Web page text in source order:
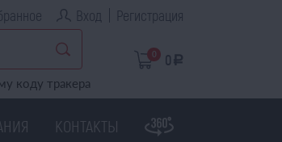
Вход Регистрация
коду тракера
0 0 a
КОНТАКТЫ